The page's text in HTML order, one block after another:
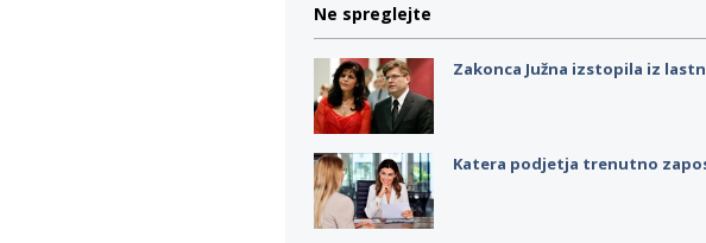
Ne spreglejte
Zakonca Južna izstopila iz
Katera podjetja trenutno